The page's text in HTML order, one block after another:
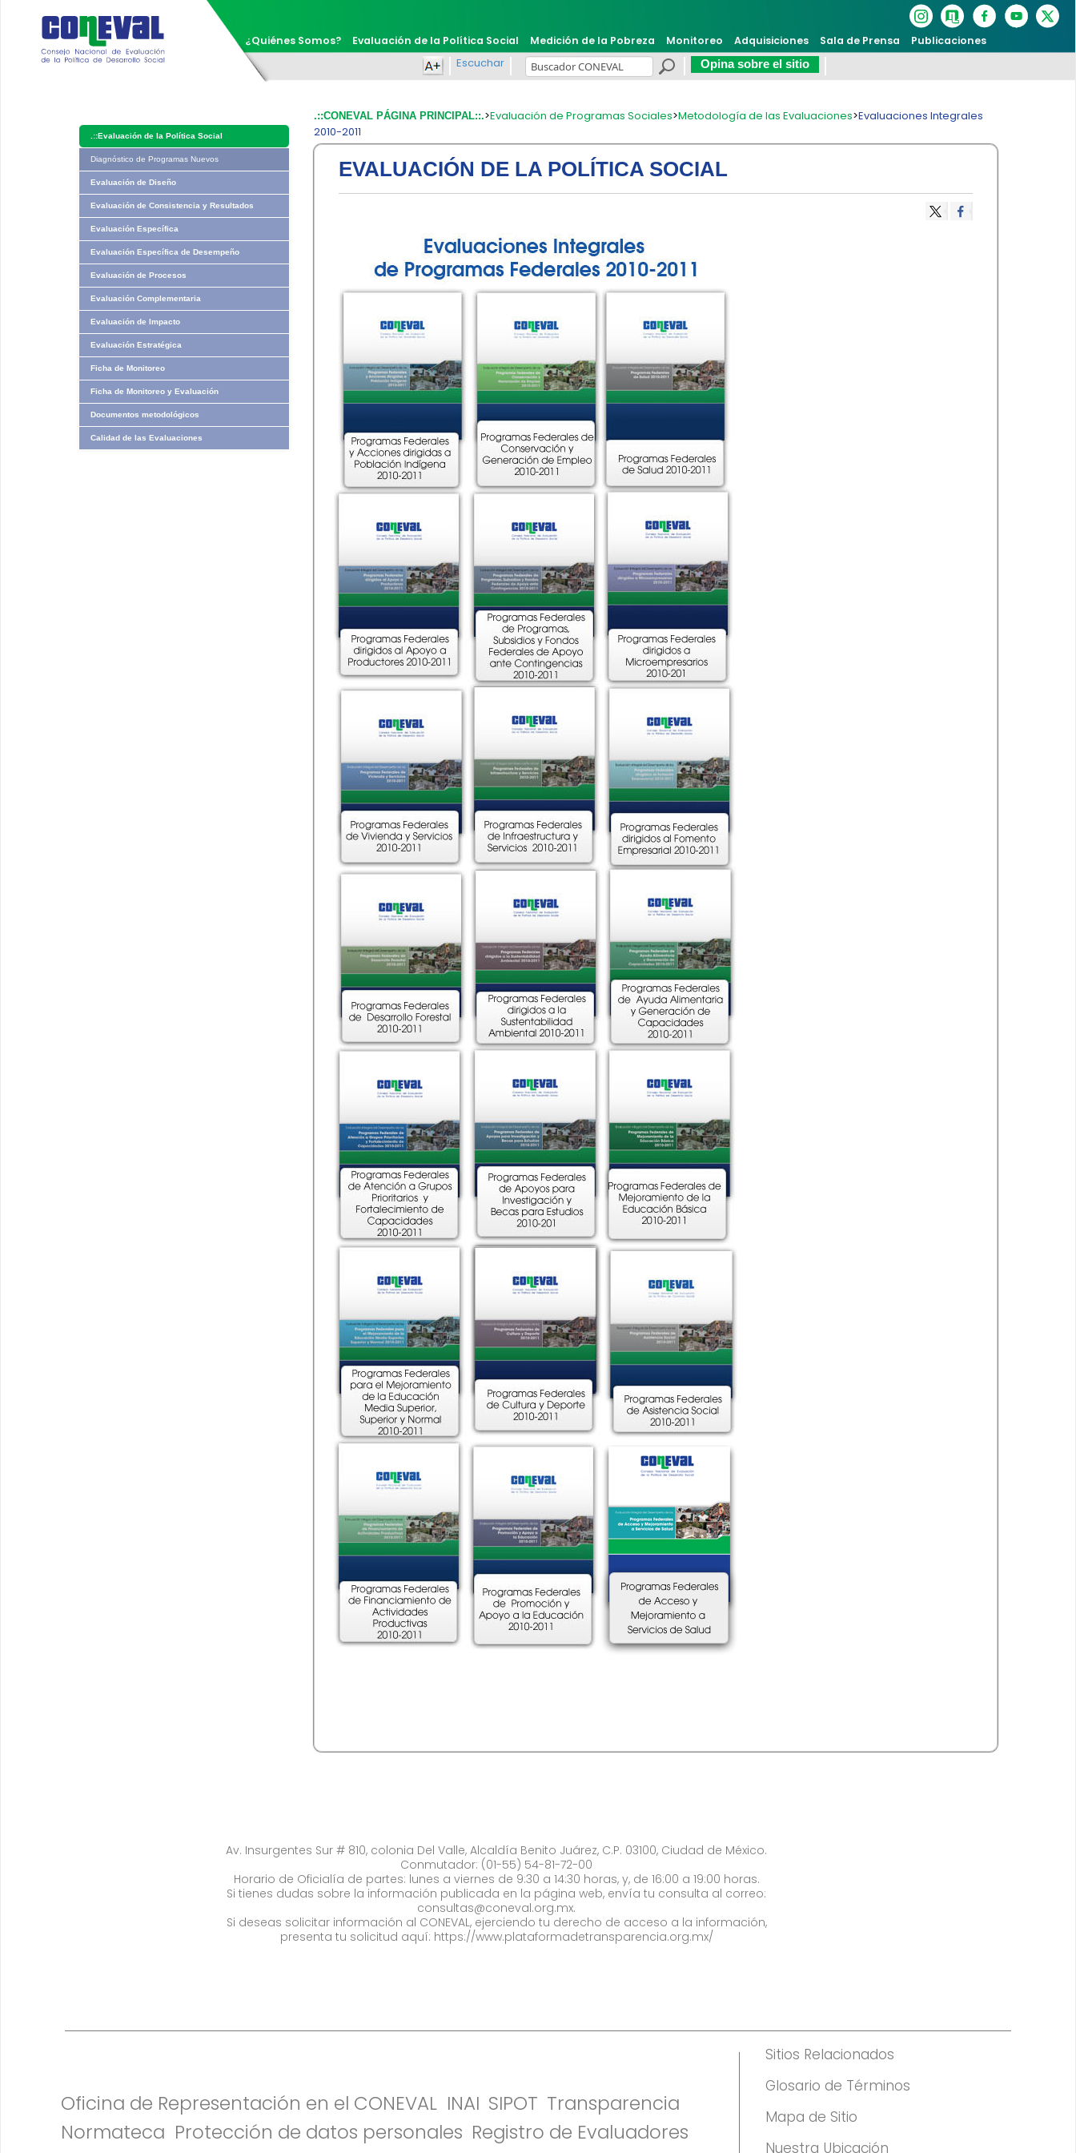
¿Quiénes Somos? Evaluación de la Política Social Medición de la Pobreza Monitoreo Adquisiciones Sala de Prensa Publicaciones
Escuchar Opina sobre el sitio
.::Evaluación de la Política Social
Diagnóstico de Programas Nuevos
Evaluación de Diseño
Evaluación de Consistencia y Resultados
Evaluación Específica
Evaluación Específica de Desempeño
Evaluación de Procesos
Evaluación Complementaria
Evaluación de Impacto
Evaluación Estratégica
Ficha de Monitoreo
Ficha de Monitoreo y Evaluación
Documentos metodológicos
Calidad de las Evaluaciones
.::CONEVAL PÁGINA PRINCIPAL::.>Evaluación de Programas Sociales>Metodología de las Evaluaciones>Evaluaciones Integrales
2010-2011
EVALUACIÓN DE LA POLÍTICA SOCIAL
Av. Insurgentes Sur # 810, colonia Del Valle, Alcaldía Benito Juárez, C.P. 03100, Ciudad de México.
Conmutador: (01-55) 54-81-72-00
Horario de Oficialía de partes: lunes a viernes de 9:30 a 14:30 horas, y, de 16:00 a 19:00 horas.
Si tienes dudas sobre la información publicada en la página web, envía tu consulta al correo:
consultas@coneval.org.mx.
Si deseas solicitar información al CONEVAL, ejerciendo tu derecho de acceso a la información,
presenta tu solicitud aquí: https://www.plataformadetransparencia.org.mx/
Oficina de Representación en el CONEVAL INAI SIPOT Transparencia
Normateca Protección de datos personales Registro de Evaluadores
Sitios Relacionados
Glosario de Términos
Mapa de Sitio
Nuestra Ubicación